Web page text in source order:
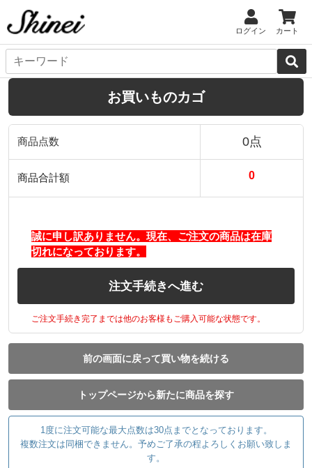
ログイン カート
お買いものカゴ
商品点数 0点
商品合計額 0
誠に申し訳ありません。現在、ご注文の商品は在庫
切れになっております。
注文手続きへ進む
ご注文手続き完了までは他のお客様もご購入可能な状態です。
前の画面に戻って買い物を続ける
トップページから新たに商品を探す
1度に注文可能な最大点数は30点までとなっております。
複数注文は同梱できません。予めご了承の程よろしくお願い致しま
す。